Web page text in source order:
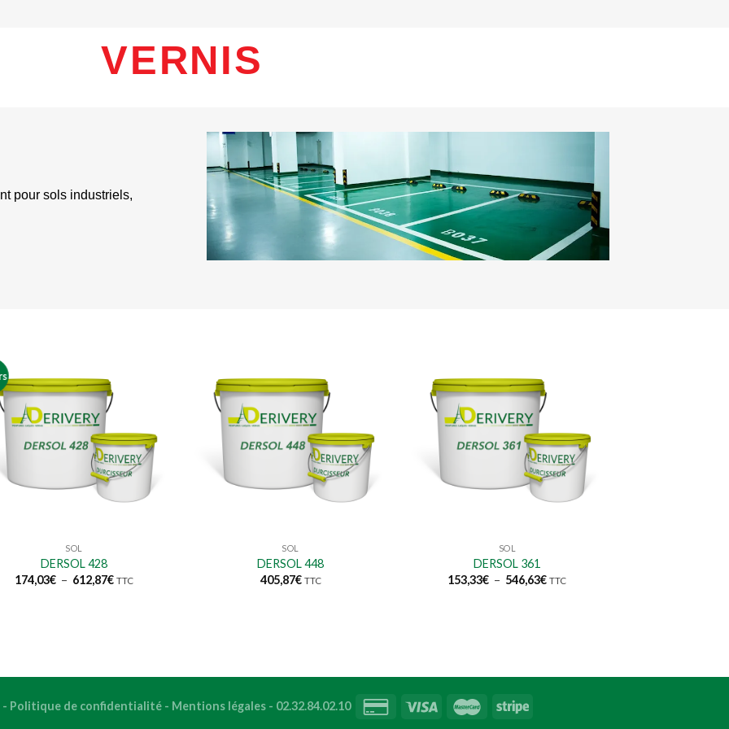
VERNIS
pour sols industriels,
SOL
DERSOL 428
174,03€ – 612,87€Plage
TTC
SOL
DERSOL 448
405,87€ TTC
SOL
DERSOL 361
153,33€ – 546,63€Plage
TTC
- Politique de confidentialité- Mentions légales- 02.32.84.02.10